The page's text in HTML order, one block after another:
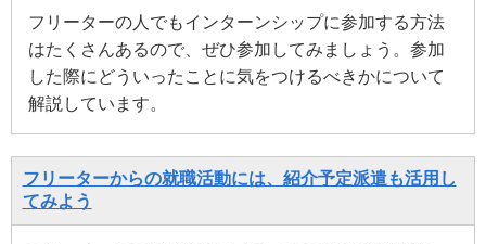
フリーターの人でもインターンシップに参加する方法
はたくさんあるので、ぜひ参加してみましょう。参加
した際にどういったことに気をつけるべきかについて
解説しています。
フリーターからの就職活動には、紹介予定派遣も活用し
てみよう